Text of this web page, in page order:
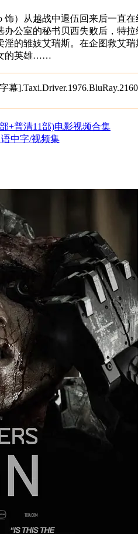
越战中退伍回来后一直在
公室的秘书贝西失败后，特拉
的雏妓艾瑞斯。在企图救艾
的英雄……
+普清11部)电影视频合集
中字/视频集